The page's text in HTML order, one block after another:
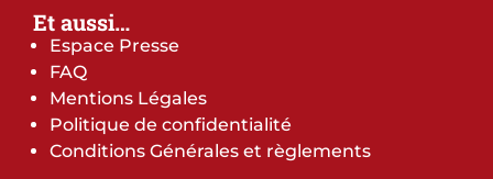
Et aussi…
Espace Presse
FAQ
Mentions Légales
Politique de confidentialité
Conditions Générales et règlements